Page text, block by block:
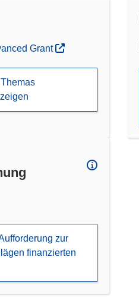
Grant
zur
finanzierten